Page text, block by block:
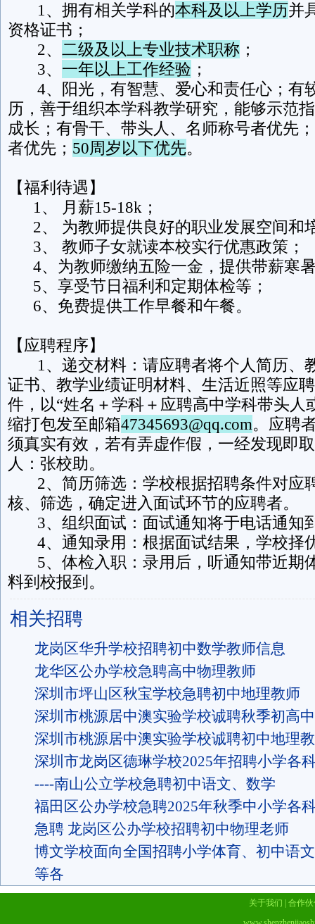
1、拥有相关学科的本科及以上学历并
资格证书；
2、 二级及以上专业技术职称 ；
3、 一年以上工作经验 ；
4、阳光，有智慧、爱心和责任心；有
历，善于组织本学科教学研究，能够示范
成长；有骨干、带头人、名师称号者优先
者优先； 50周岁以下优先。
【福利待遇】
1、 月薪15-18k；
2、 为教师提供良好的职业发展空间和
3、 教师子女就读本校实行优惠政策；
4、为教师缴纳五险一金，提供带薪寒
5、享受节日福利和定期体检等；
6、免费提供工作早餐和午餐。
【应聘程序】
1、递交材料：请应聘者将个人简历、
证书、教学业绩证明材料、生活近照等应
件，以“姓名＋学科＋应聘高中学科带头人
缩打包发至邮箱47345693@qq.com。应聘
须真实有效，若有弄虚作假，一经发现即
人：张校助。
2、简历筛选：学校根据招聘条件对应
核、筛选，确定进入面试环节的应聘者。
3、组织面试：面试通知将于电话通知
4、通知录用：根据面试结果，学校择
5、体检入职：录用后，听通知带近期
料到校报到。
相关招聘
龙岗区华升学校招聘初中数学教师信息
龙华区公办学校急聘高中物理教师
深圳市坪山区秋宝学校急聘初中地理教师
深圳市桃源居中澳实验学校诚聘秋季初高
深圳市桃源居中澳实验学校诚聘初中地理
深圳市龙岗区德琳学校2025年招聘小学各
----南山公立学校急聘初中语文、数学
福田区公办学校急聘2025年秋季中小学各
急聘 龙岗区公办学校招聘初中物理老师
博文学校面向全国招聘小学体育、初中语
等各
关于我们
合作